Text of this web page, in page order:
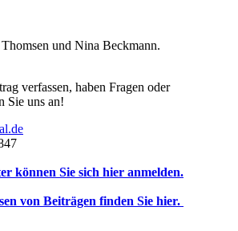
und Nina Beckmann.
verfassen, haben Fragen oder
Sie uns an!
können Sie sich hier anmelden.
von Beiträgen finden Sie hier.